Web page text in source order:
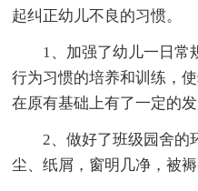
起纠正幼儿不良的习惯。
1、加强了幼儿一日常
行为习惯的培养和训练，
在原有基础上有了一定的发
2、做好了班级园舍的
尘、纸屑，窗明几净，被褥